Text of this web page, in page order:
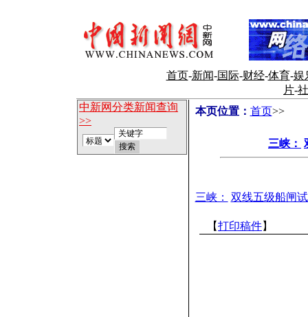
首页-新闻-国际-财经-体育-娱
片-
中新网分类新闻查询
>>
本页位置： 首页>>
三峡：
三峡： 双线五级船闸
【打印稿件】